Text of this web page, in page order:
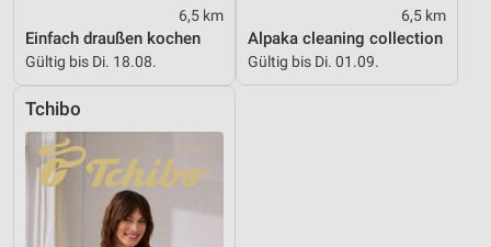
6,5 km
Einfach draußen kochen
Gültig bis Di. 18.08.
6,5 km
Alpaka cleaning collection
Gültig bis Di. 01.09.
Tchibo
Performance
Werbung